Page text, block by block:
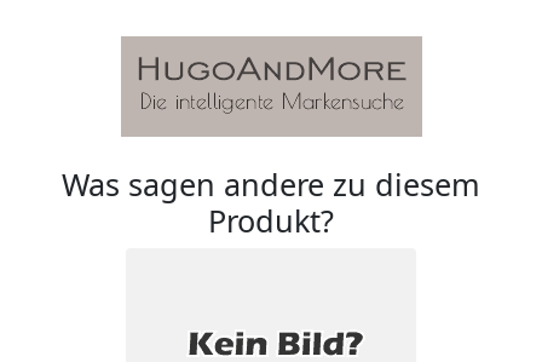
Was sagen andere zu diesem
Produkt?